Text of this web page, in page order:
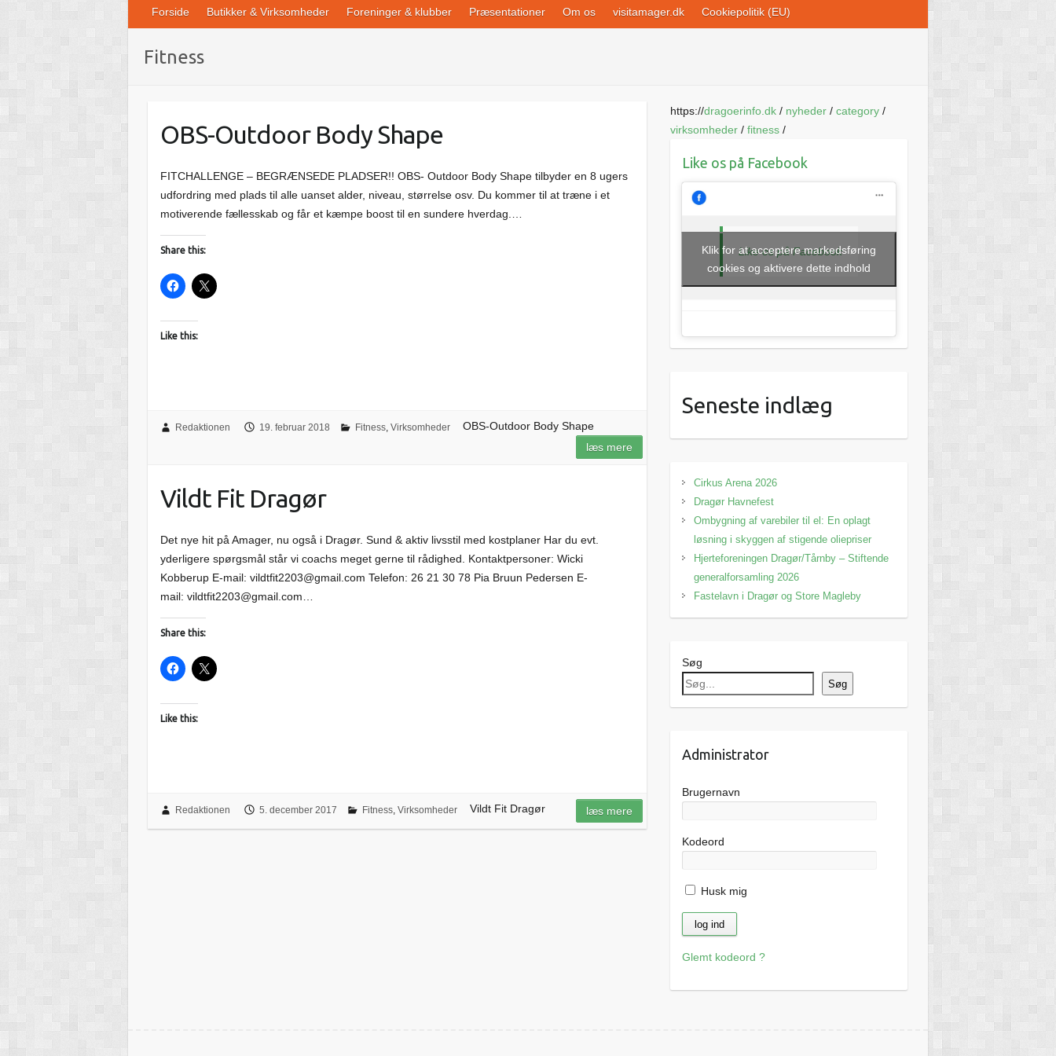
Forside Butikker & Virksomheder Foreninger & klubber Præsentationer Om os visitamager.dk Cookiepolitik (EU)
Fitness
OBS-Outdoor Body Shape
FITCHALLENGE – BEGRÆNSEDE PLADSER!! OBS- Outdoor Body Shape tilbyder en 8 ugers
udfordring med plads til alle uanset alder, niveau, størrelse osv. Du kommer til at træne i et
motiverende fællesskab og får et kæmpe boost til en sundere hverdag.…
Share this:
Like this:
Redaktionen 19. februar 2018 Fitness, Virksomheder
OBS-Outdoor Body Shape
læs mere
Vildt Fit Dragør
Det nye hit på Amager, nu også i Dragør. Sund & aktiv livsstil med kostplaner Har du evt.
yderligere spørgsmål står vi coachs meget gerne til rådighed. Kontaktpersoner: Wicki
Kobberup E-mail: vildtfit2203@gmail.com Telefon: 26 21 30 78 Pia Bruun Pedersen E-
mail: vildtfit2203@gmail.com…
Share this:
Like this:
Redaktionen 5. december 2017 Fitness, Virksomheder Vildt Fit Dragør læs mere
https://dragoerinfo.dk/ nyheder/ category/
virksomheder/ fitness/
Like os på Facebook
Like os på Facebook
Klik for at acceptere markedsføring
cookies og aktivere dette indhold
Seneste indlæg
Cirkus Arena 2026
Dragør Havnefest
Ombygning af varebiler til el: En oplagt
løsning i skyggen af stigende oliepriser
Hjerteforeningen Dragør/Tårnby – Stiftende
generalforsamling 2026
Fastelavn i Dragør og Store Magleby
Søg
Søg
Administrator
Brugernavn
Kodeord
Husk mig
Glemt kodeord ?